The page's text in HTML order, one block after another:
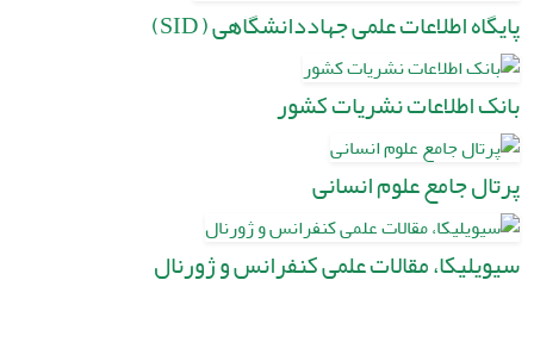
پایگاه اطلاعات علمی جهاددانشگاهی ( SID)
بانک اطلاعات نشریات کشور
پرتال جامع علوم انسانی
سیویلیکا، مقالات علمی کنفرانس و ژورنال